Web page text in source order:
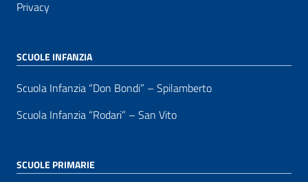
Privacy
SCUOLE INFANZIA
Scuola Infanzia “Don Bondi” – Spilamberto
Scuola Infanzia “Rodari” – San Vito
SCUOLE PRIMARIE